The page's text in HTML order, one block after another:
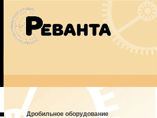
Дробильное оборудование